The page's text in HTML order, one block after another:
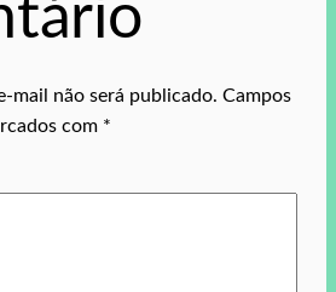
mail não será publicado. Campos
com *